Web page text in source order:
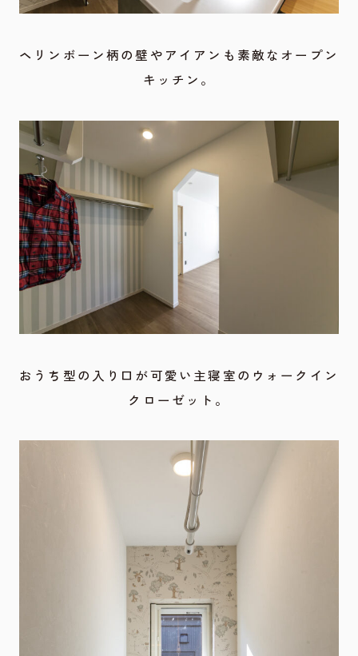
ヘリンボーン柄の壁やアイアンも素敵なオープン
キッチン。
おうち型の入り口が可愛い主寝室のウォークイン
クローゼット。